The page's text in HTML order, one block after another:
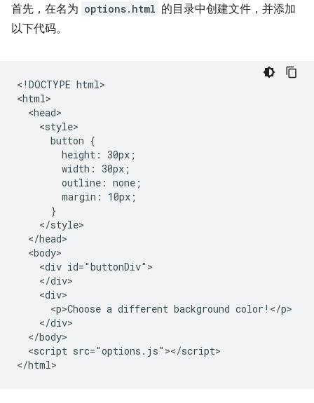
首先，在名为 options.html 的目录中创建文件，并添加
以下代码。
<!DOCTYPE html>
<html>
  <head>
    <style>
      button {
        height: 30px;
        width: 30px;
        outline: none;
        margin: 10px;
      }
    </style>
  </head>
  <body>
    <div id="buttonDiv">
    </div>
    <div>
      <p>Choose a different background color!</p>
    </div>
  </body>
  <script src="options.js"></script>